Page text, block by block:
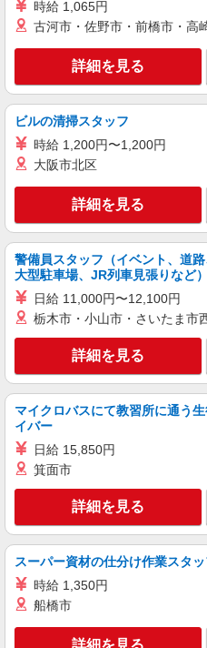
時給 1,065円
古河市・佐野市・前橋市・高
詳細を見る
ビルの清掃スタッフ
時給 1,200円〜1,200円
大阪市北区
詳細を見る
警備員スタッフ（イベント、道路
大型駐車場、JR列車見張りなど）
日給 11,000円〜12,100円
栃木市・小山市・さいたま市
詳細を見る
マイクロバスにて教習所に通う
イバー
日給 15,850円
箕面市
詳細を見る
スーパー資材の仕分け作業スタッ
時給 1,350円
船橋市
詳細を見る